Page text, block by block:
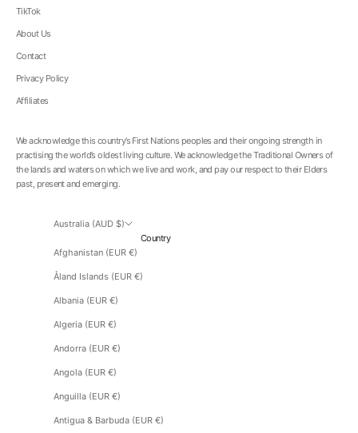
TikTok
About Us
Contact
Privacy Policy
Affiliates
We acknowledge this country’s First Nations peoples and their ongoing strength in
practising the world’s oldest living culture. We acknowledge the Traditional Owners of
the lands and waters on which we live and work, and pay our respect to their Elders
past, present and emerging.
Australia (AUD $)
Country
Afghanistan (EUR €)
Åland Islands (EUR €)
Albania (EUR €)
Algeria (EUR €)
Andorra (EUR €)
Angola (EUR €)
Anguilla (EUR €)
Antigua & Barbuda (EUR €)